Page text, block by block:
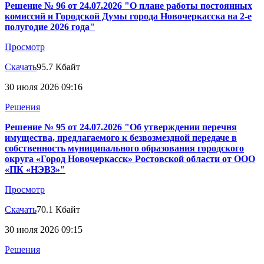
Решение № 96 от 24.07.2026 "О плане работы постоянных
комиссий и Городской Думы города Новочеркасска на 2-е
полугодие 2026 года"
Просмотр
Скачать95.7 Кбайт
30 июля 2026 09:16
Решения
Решение № 95 от 24.07.2026 "Об утверждении перечня
имущества, предлагаемого к безвозмездной передаче в
собственность муниципального образования городского
округа «Город Новочеркасск» Ростовской области от ООО
«ПК «НЭВЗ»"
Просмотр
Скачать70.1 Кбайт
30 июля 2026 09:15
Решения